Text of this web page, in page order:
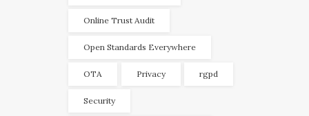
Online Trust Audit
Open Standards Everywhere
OTA Privacy rgpd
Security